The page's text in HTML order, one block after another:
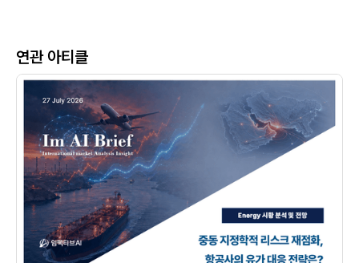
연관 아티클